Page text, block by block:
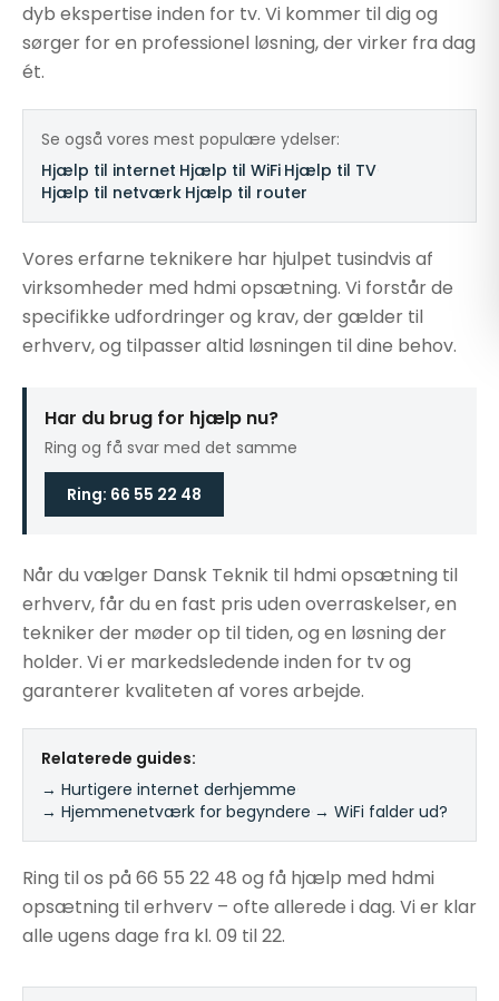
dyb ekspertise inden for tv. Vi kommer til dig og
sørger for en professionel løsning, der virker fra dag
ét.
Se også vores mest populære ydelser:
Hjælp til internet Hjælp til WiFi Hjælp til TV
Hjælp til netværk Hjælp til router
Vores erfarne teknikere har hjulpet tusindvis af
virksomheder med hdmi opsætning. Vi forstår de
specifikke udfordringer og krav, der gælder til
erhverv, og tilpasser altid løsningen til dine behov.
Har du brug for hjælp nu?
Ring og få svar med det samme
Ring: 66 55 22 48
Når du vælger Dansk Teknik til hdmi opsætning til
erhverv, får du en fast pris uden overraskelser, en
tekniker der møder op til tiden, og en løsning der
holder. Vi er markedsledende inden for tv og
garanterer kvaliteten af vores arbejde.
Relaterede guides:
→ Hurtigere internet derhjemme
→ Hjemmenetværk for begyndere → WiFi falder ud?
Ring til os på 66 55 22 48 og få hjælp med hdmi
opsætning til erhverv – ofte allerede i dag. Vi er klar
alle ugens dage fra kl. 09 til 22.